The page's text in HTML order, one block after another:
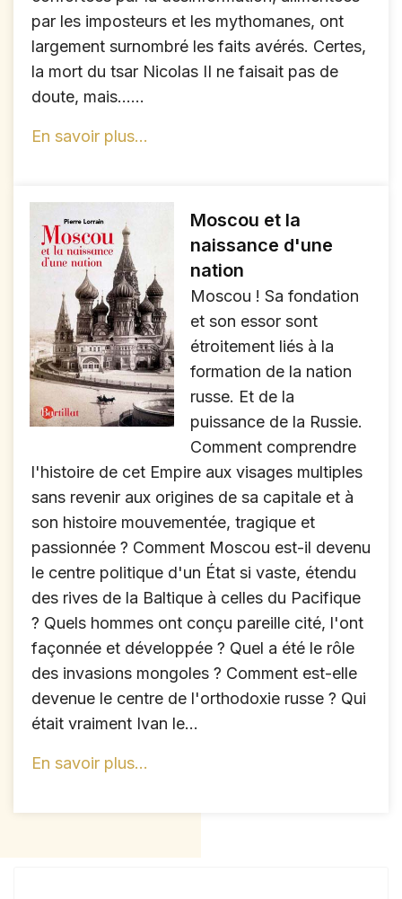
par les imposteurs et les mythomanes, ont
largement surnombré les faits avérés. Certes,
la mort du tsar Nicolas II ne faisait pas de
doute, mais......
En savoir plus...
Moscou et la
naissance d'une
nation
Moscou ! Sa fondation
et son essor sont
étroitement liés à la
formation de la nation
russe. Et de la
puissance de la Russie.
Comment comprendre
l'histoire de cet Empire aux visages multiples
sans revenir aux origines de sa capitale et à
son histoire mouvementée, tragique et
passionnée ? Comment Moscou est-il devenu
le centre politique d'un État si vaste, étendu
des rives de la Baltique à celles du Pacifique
? Quels hommes ont conçu pareille cité, l'ont
façonnée et développée ? Quel a été le rôle
des invasions mongoles ? Comment est-elle
devenue le centre de l'orthodoxie russe ? Qui
était vraiment Ivan le...
En savoir plus...